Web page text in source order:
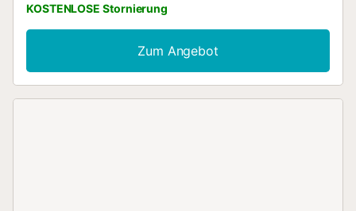
sowie ein zusätzliches Gäste-WC. Bis zu 6 Personen finden
hier Platz. Ein separater Arbeitsplatz für das Homeoffice
und ein Smart-TV mit Streamingdiensten stehen Ihnen zur
Verfügung. Ein Babybett ist ebenfalls vorhanden. WLAN
und Handtücher werden bereitgestellt. Die Schlafzimmer
KOSTENLOSE Stornierung
Zum Angebot